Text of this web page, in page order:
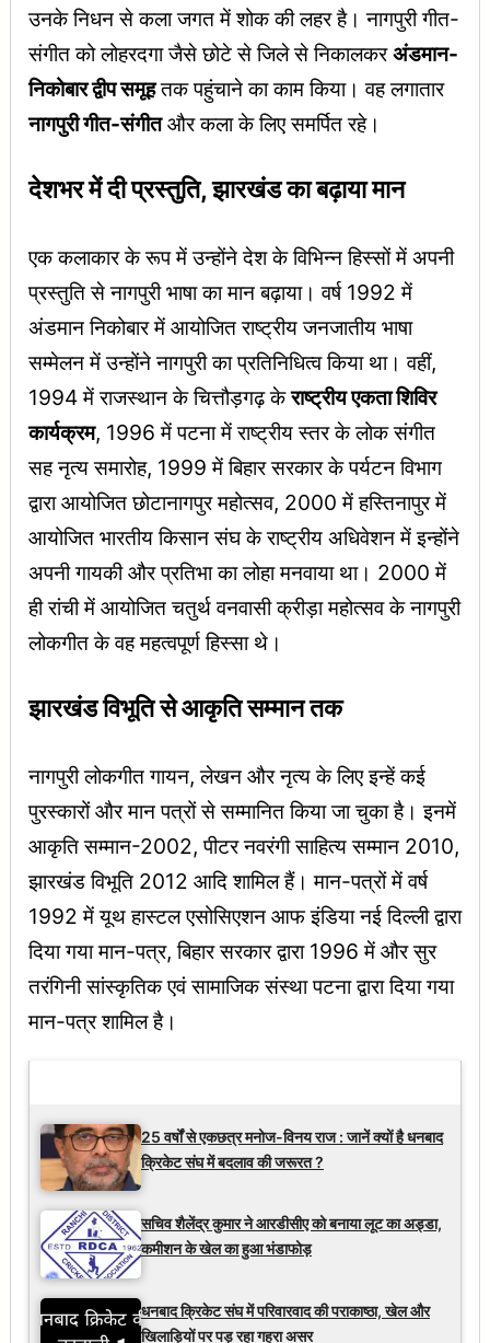
उनके निधन से कला जगत में शोक की लहर है। नागपुरी गीत-
संगीत को लोहरदगा जैसे छोटे से जिले से निकालकरअंडमान-
निकोबार द्वीप समूहतक पहुंचाने का काम किया। वह लगातार
नागपुरी गीत-संगीतऔर कला के लिए समर्पित रहे।
देशभर में दी प्रस्तुति, झारखंड का बढ़ाया मान
एक कलाकार के रूप में उन्होंने देश के विभिन्न हिस्सों में अपनी
प्रस्तुति से नागपुरी भाषा का मान बढ़ाया। वर्ष 1992 में
अंडमान निकोबार में आयोजित राष्ट्रीय जनजातीय भाषा
सम्मेलन में उन्होंने नागपुरी का प्रतिनिधित्व किया था। वहीं,
1994 में राजस्थान के चित्तौड़गढ़ केराष्ट्रीय एकता शिविर
कार्यक्रम, 1996 में पटना में राष्ट्रीय स्तर के लोक संगीत
सह नृत्य समारोह, 1999 में बिहार सरकार के पर्यटन विभाग
द्वारा आयोजित छोटानागपुर महोत्सव, 2000 में हस्तिनापुर में
आयोजित भारतीय किसान संघ के राष्ट्रीय अधिवेशन में इन्होंने
अपनी गायकी और प्रतिभा का लोहा मनवाया था। 2000 में
ही रांची में आयोजित चतुर्थ वनवासी क्रीड़ा महोत्सव के नागपुरी
लोकगीत के वह महत्वपूर्ण हिस्सा थे।
झारखंड विभूति से आकृति सम्मान तक
नागपुरी लोकगीत गायन, लेखन और नृत्य के लिए इन्हें कई
पुरस्कारों और मान पत्रों से सम्मानित किया जा चुका है। इनमें
आकृति सम्मान-2002, पीटर नवरंगी साहित्य सम्मान 2010,
झारखंड विभूति 2012 आदि शामिल हैं। मान-पत्रों में वर्ष
1992 में यूथ हास्टल एसोसिएशन आफ इंडिया नई दिल्ली द्वारा
दिया गया मान-पत्र, बिहार सरकार द्वारा 1996 में और सुर
तरंगिनी सांस्कृतिक एवं सामाजिक संस्था पटना द्वारा दिया गया
मान-पत्र शामिल है।
25 वर्षों से एकछत्र मनोज-विनय राज : जानें क्यों है धनबाद
क्रिकेट संघ में बदलाव की जरूरत ?
सचिव शैलेंद्र कुमार ने आरडीसीए को बनाया लूट का अड्डा,
कमीशन के खेल का हुआ भंडाफोड़
धनबाद क्रिकेट संघ में परिवारवाद की पराकाष्ठा, खेल और
खिलाड़ियों पर पड़ रहा गहरा असर